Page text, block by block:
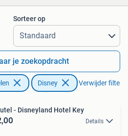
afstanden…
Sorteer op
je zoekopdracht
Disney Verwijder filters
- Disneyland Hotel Key
Details